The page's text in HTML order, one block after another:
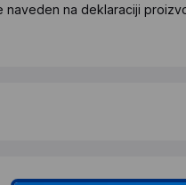
naveden na deklaraciji